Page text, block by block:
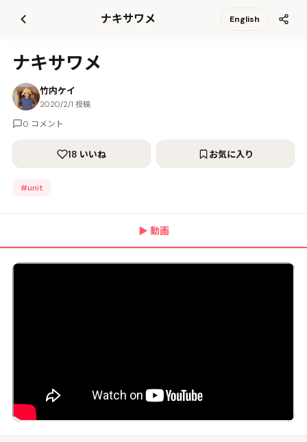
ナキサワメ English
ナキサワメ
竹内ケイ
2020/2/1 投稿
0 コメント
18 いいね お気に入り
#unit
▶ 動画